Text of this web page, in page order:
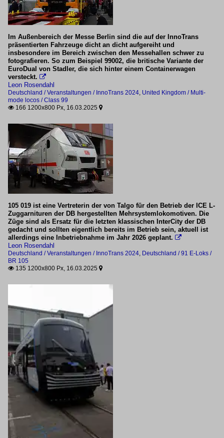
Im Außenbereich der Messe Berlin sind die auf der InnoTrans
präsentierten Fahrzeuge dicht an dicht aufgereiht und
insbesondere im Bereich zwischen den Messehallen schwer zu
fotografieren. So zum Beispiel 99002, die britische Variante der
EuroDual von Stadler, die sich hinter einem Containerwagen
versteckt. 
Leon Rosendahl
Deutschland / Veranstaltungen / InnoTrans 2024, United Kingdom / Multi-
mode locos / Class 99
 166 1200x800 Px, 16.03.2025 
105 019 ist eine Vertreterin der von Talgo für den Betrieb der ICE L-
Zuggarnituren der DB hergestellten Mehrsystemlokomotiven. Die
Züge sind als Ersatz für die letzten klassischen InterCity der DB
gedacht und sollten eigentlich bereits im Betrieb sein, aktuell ist
allerdings eine Inbetriebnahme im Jahr 2026 geplant. 
Leon Rosendahl
Deutschland / Veranstaltungen / InnoTrans 2024, Deutschland / 91 E-Loks /
BR 105
 135 1200x800 Px, 16.03.2025 